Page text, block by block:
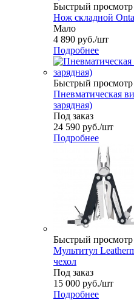
Быстрый просмотр
Нож складной
Мало
4 890 руб./шт
Подробнее
Быстрый просмотр
Пневматическая
зарядная)
Под заказ
24 590 руб./шт
Подробнее
Быстрый просмотр
Мультитул
чехол
Под заказ
15 000 руб./шт
Подробнее